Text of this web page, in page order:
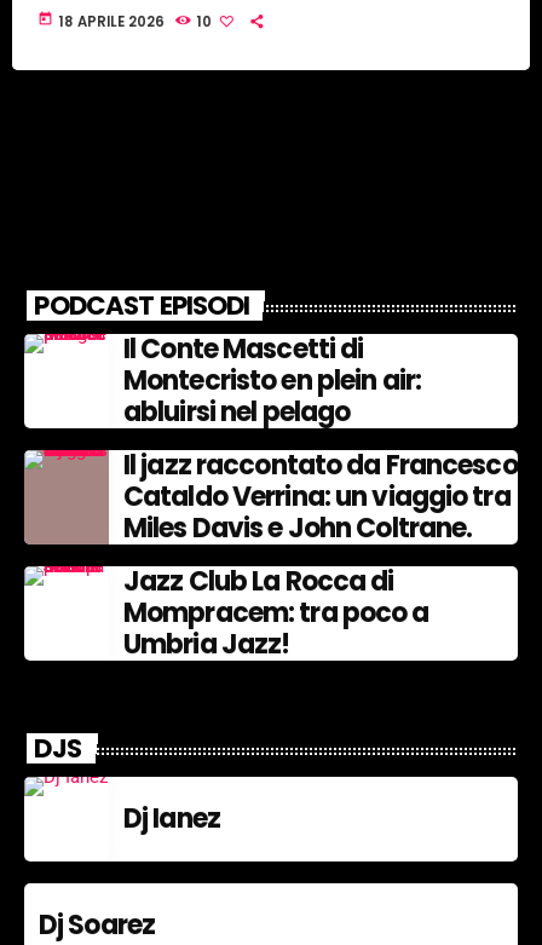
today 18 APRILE 2026 10
PODCAST EPISODI
Il Conte Mascetti di
Montecristo en plein air:
abluirsi nel pelago
Il jazz raccontato da Francesco
Cataldo Verrina: un viaggio tra
Miles Davis e John Coltrane.
Jazz Club La Rocca di
Mompracem: tra poco a
Umbria Jazz!
DJS
Dj Ianez
Dj Soarez